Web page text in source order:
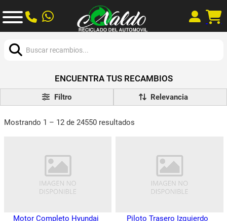
ENCUENTRA TUS RECAMBIOS
Filtro
Mostrando 1 – 12 de 24550 resultados
Motor Completo Hyundai
Piloto Trasero Izquierdo